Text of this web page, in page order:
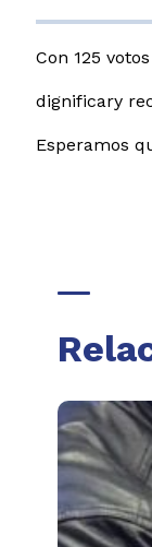
Con 125
dignificary
Esperamos